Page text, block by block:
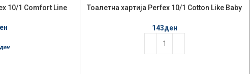
10/1 Comfort Line
ден
Тоалетна хартија Perfex 10/1 Cotton Like Baby
143ден